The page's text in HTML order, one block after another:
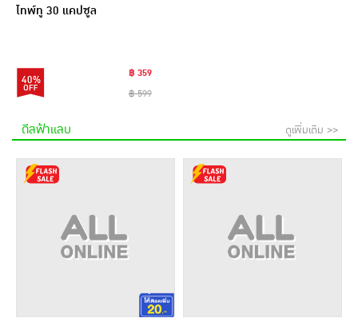
ไทพ์ทู 30 แคปซูล
40%
฿ 359
฿ 599
ดีลฟ้าแลบ ดูเพิ่มเติม >>